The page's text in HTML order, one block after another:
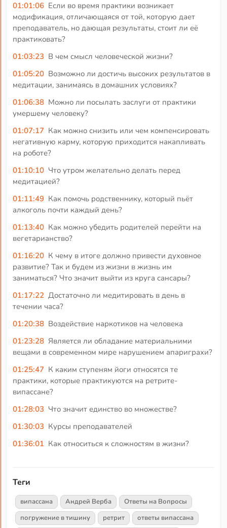
01:01:06 Если во время практики возникает
модификация, отличающаяся от той, которую дает
преподаватель, но дающая результаты, стоит ли её
практиковать?
01:03:23 В чем смысл человеческой жизни?
01:05:20 Возможно ли достичь высоких результатов в
медитации, занимаясь в домашних условиях?
01:06:38 Можно ли посылать заслуги от практики
умершему человеку?
01:07:17 Как можно снизить или чем компенсировать
негативную карму, которую приходится накапливать
на роботе?
01:10:10 Что утром желательно делать перед
медитацией?
01:11:49 Как помочь родственнику, который пьёт
алкоголь почти каждый день?
01:13:40 Как можно убедить родителей перейти на
вегетарианство?
01:16:20 К чему в итоге должно привести духовное
развитие? Так и будем из жизни в жизнь им
заниматься? Что значит выйти из круга сансары?
01:17:22 Достаточно ли медитировать в день в
течении часа?
01:20:38 Воздействие наркотиков на человека
01:23:28 Является ли обладание материальними
вещами в современном мире нарушением апариграхи?
01:25:47 К каким ступеням йоги относятся те
практики, которые практикуются на ретрите-
випассане?
01:28:03 Что значит единство во множестве?
01:30:03 Курсы преподавателей
01:36:01 Как относиться к сложностям в жизни?
Теги
випассана Андрей Верба
Ответы на Вопросы
погружение в тишину
ретрит ответы випассана